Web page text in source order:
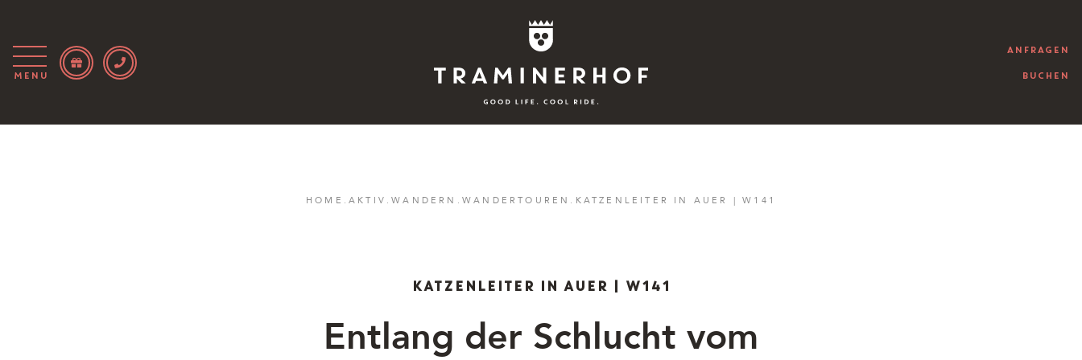
Aktiv
Menu
ANFRAGEN
BUCHEN
HOME .AKTIV .WANDERN . WANDERTOUREN . KATZENLEITER IN AUER | W141
KATZENLEITER IN AUER | W141
Entlang der Schlucht vom